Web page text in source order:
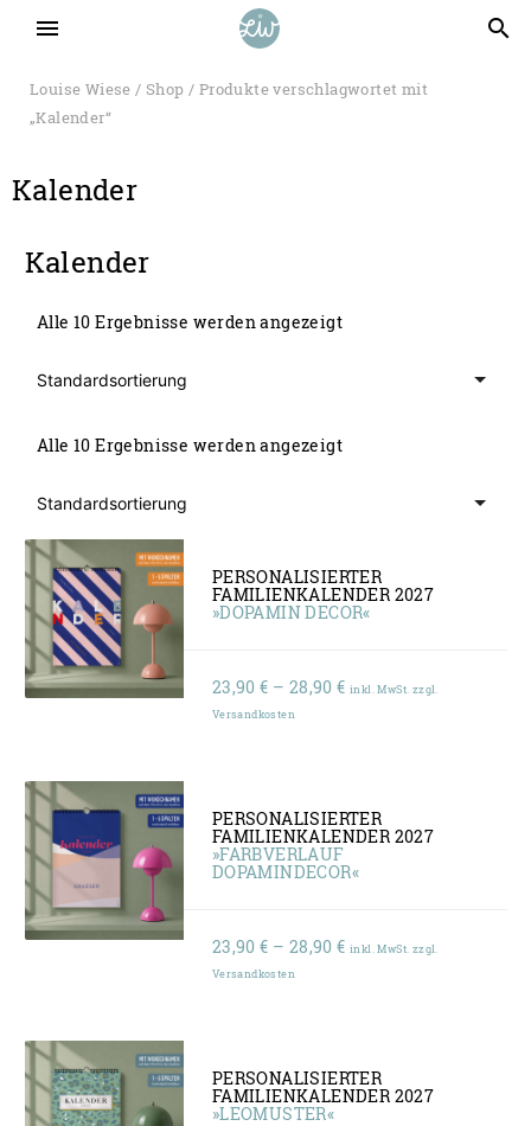
menu search
Louise Wiese / Shop / Produkte verschlagwortet mit
„Kalender“
Kalender
Kalender
Alle 10 Ergebnisse werden angezeigt
Alle 10 Ergebnisse werden angezeigt
PERSONALISIERTER
FAMILIENKALENDER 2027
»DOPAMIN DECOR«
23,90€ – 28,90€Preisspanne:
inkl. MwSt. zzgl.
Versandkosten
PERSONALISIERTER
FAMILIENKALENDER 2027
»FARBVERLAUF
DOPAMINDECOR«
23,90€ – 28,90€Preisspanne:
inkl. MwSt. zzgl.
Versandkosten
PERSONALISIERTER
FAMILIENKALENDER 2027
»LEOMUSTER«